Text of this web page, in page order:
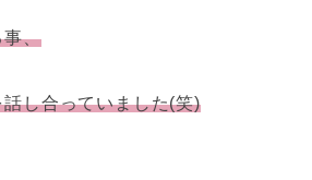
事、
し合っていました(笑)